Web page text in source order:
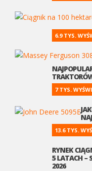
6.9 TYS.
7 TYS.
13.6 TYS.
RYNEK
5 LATACH –
2026